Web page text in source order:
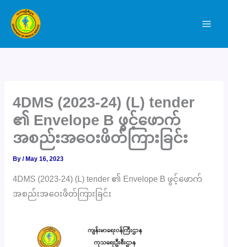
content
4DMS (2023-24) (L) tender
၏ Envelope B ဖွင့်ဖောက်
အစည်းအဝေးဖိတ်ကြားခြင်း
By/ May 16, 2023
4DMS (2023-24) (L) tender ၏ Envelope B ဖွင့်ဖောက်
အစည်းအဝေးဖိတ်ကြားခြင်း